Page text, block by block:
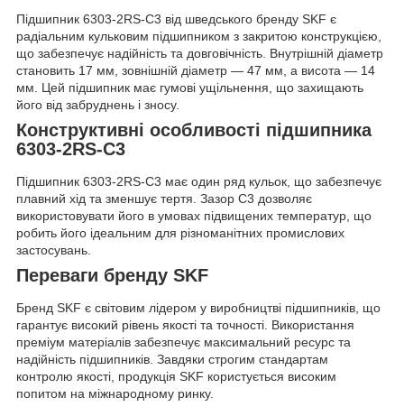
Підшипник 6303-2RS-C3 від шведського бренду SKF є
радіальним кульковим підшипником з закритою конструкцією,
що забезпечує надійність та довговічність. Внутрішній діаметр
становить 17 мм, зовнішній діаметр — 47 мм, а висота — 14
мм. Цей підшипник має гумові ущільнення, що захищають
його від забруднень і зносу.
Конструктивні особливості підшипника
6303-2RS-C3
Підшипник 6303-2RS-C3 має один ряд кульок, що забезпечує
плавний хід та зменшує тертя. Зазор C3 дозволяє
використовувати його в умовах підвищених температур, що
робить його ідеальним для різноманітних промислових
застосувань.
Переваги бренду SKF
Бренд SKF є світовим лідером у виробництві підшипників, що
гарантує високий рівень якості та точності. Використання
преміум матеріалів забезпечує максимальний ресурс та
надійність підшипників. Завдяки строгим стандартам
контролю якості, продукція SKF користується високим
попитом на міжнародному ринку.